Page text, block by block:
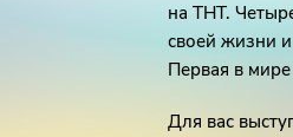
на ТНТ.
своей жизни
Первая в
Для вас